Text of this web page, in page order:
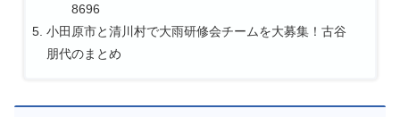
8696
小田原市と清川村で大雨研修会チームを大募集！古谷
朋代のまとめ